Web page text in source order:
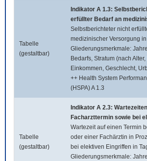
Tabelle
(gestaltbar)
Indikator A 1.3:
erfüllter Bedarf an
Selbstberichteter nicht
medizinischer Versorgung
Gliederungsmerkmale:
Bedarfs, Stratum (nach
Einkommen, Geschlecht,
++ Health System
(HSPA) A 1.3
Tabelle
(gestaltbar)
Indikator A 2.3:
Facharzttermin sowie bei
Wartezeit auf einen Termin
oder einer Fachärztin in
bei elektiven Eingriffen in
Gliederungsmerkmale: